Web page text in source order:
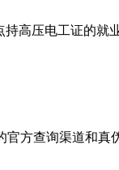
高压电工证的就
方查询渠道和真